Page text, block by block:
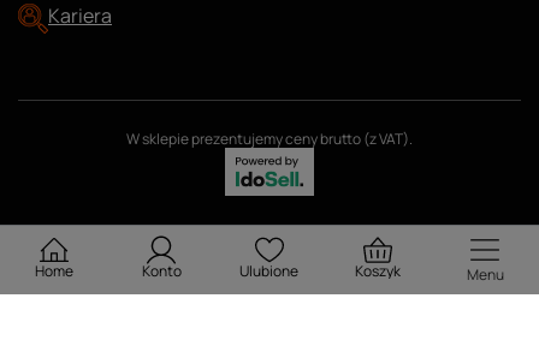
Kariera
W sklepie prezentujemy ceny brutto (z VAT).
Home Konto Ulubione Koszyk Menu